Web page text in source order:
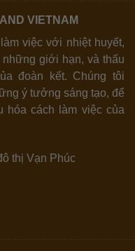
VIETNAM
việc với nhiệt huyết,
giới hạn, và thấu
đoàn kết. Chúng tôi
ý tưởng sáng tạo, để
hóa cách làm việc của
thị Vạn Phúc